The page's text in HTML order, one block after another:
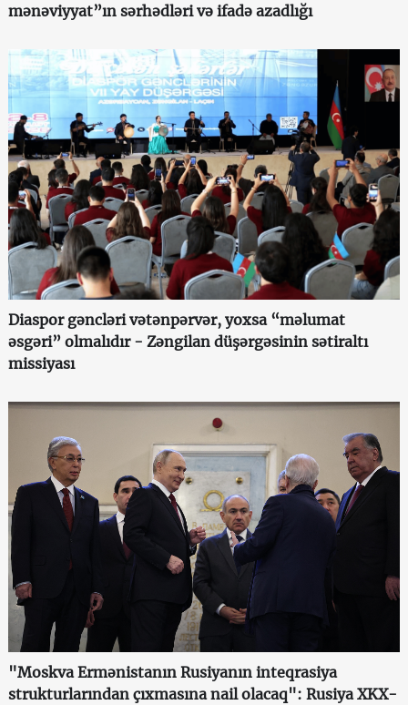
mənəviyyat”ın sərhədləri və ifadə azadlığı
Diaspor gəncləri vətənpərvər, yoxsa “məlumat
əsgəri” olmalıdır - Zəngilan düşərgəsinin sətiraltı
missiyası
"Moskva Ermənistanın Rusiyanın inteqrasiya
strukturlarından çıxmasına nail olacaq": Rusiya XKX-